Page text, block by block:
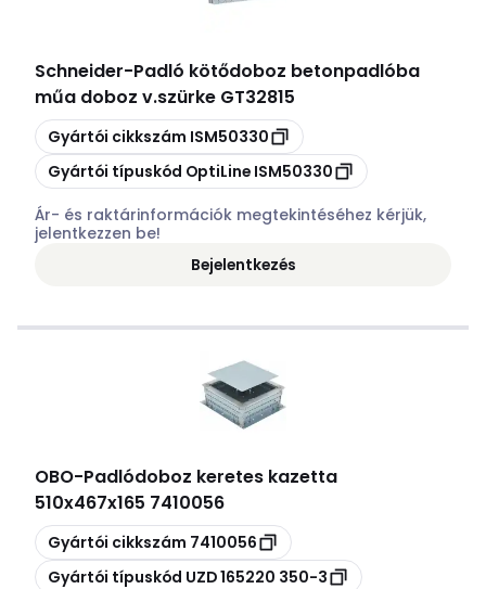
Schneider-Padló kötődoboz betonpadlóba
műa doboz v.szürke GT32815
Másolás
Gyártói cikkszám ISM50330
Másolás
Gyártói típuskód OptiLine ISM50330
Ár- és raktárinformációk megtekintéséhez kérjük,
jelentkezzen be!
Bejelentkezés
OBO-Padlódoboz keretes kazetta
510x467x165 7410056
Másolás
Gyártói cikkszám 7410056
Másolás
Gyártói típuskód UZD 165220 350-3